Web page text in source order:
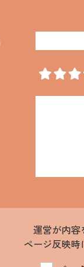
運営が内容
ページ反映時